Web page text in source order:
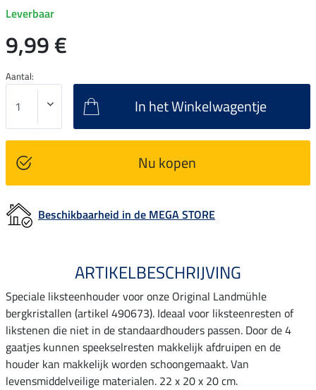
Leverbaar
9,99 €
Aantal:
In het Winkelwagentje
Nu kopen
Beschikbaarheid in de MEGA STORE
ARTIKELBESCHRIJVING
Speciale liksteenhouder voor onze Original Landmühle
bergkristallen (artikel 490673). Ideaal voor liksteenresten of
likstenen die niet in de standaardhouders passen. Door de 4
gaatjes kunnen speekselresten makkelijk afdruipen en de
houder kan makkelijk worden schoongemaakt. Van
levensmiddelveilige materialen. 22 x 20 x 20 cm.